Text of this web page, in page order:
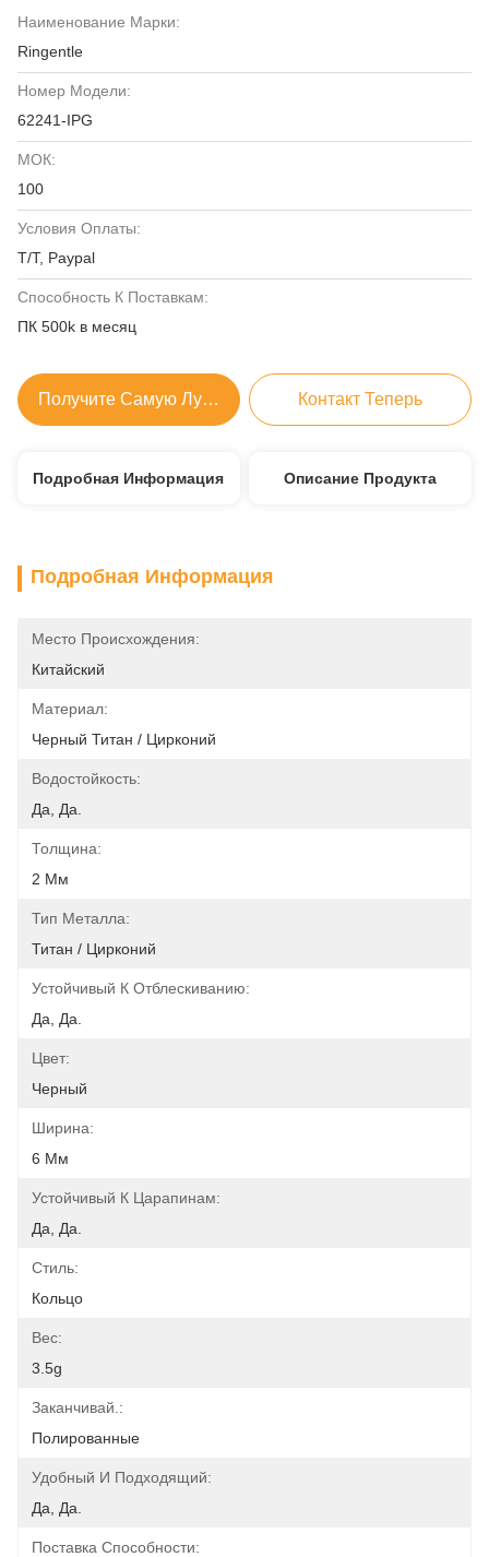
Наименование Марки:
Ringentle
Номер Модели:
62241-IPG
МОК:
100
Условия Оплаты:
T/T, Paypal
Способность К Поставкам:
ПК 500k в месяц
Получите Самую Лучшую Цену Контакт Теперь
Подробная Информация Описание Продукта
Подробная Информация
Место Происхождения:
Китайский
Материал:
Черный Титан / Цирконий
Водостойкость:
Да, Да.
Толщина:
2 Мм
Тип Металла:
Титан / Цирконий
Устойчивый К Отблескиванию:
Да, Да.
Цвет:
Черный
Ширина:
6 Мм
Устойчивый К Царапинам:
Да, Да.
Стиль:
Кольцо
Вес:
3.5g
Заканчивай.:
Полированные
Удобный И Подходящий:
Да, Да.
Поставка Способности: